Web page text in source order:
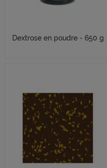
Dextrose en poudre - 650 g